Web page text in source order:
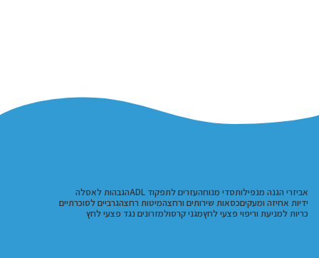
אביזרי הגנה מנפילותסדי מנוחהעזרים לתפקוד ADL
הגבהות לאסלה
ידיות אחיזה ומעקיםכסאות שירותים ורחצהמיטות רחצהגרביים לסוכרתיים
כריות למניעת וריפוי פצעי לחץמגני קרסולמזרונים נגד פצעי לחץ